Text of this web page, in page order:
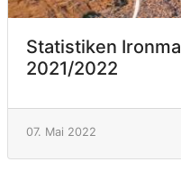
Statistiken
2021/2022
07. Mai 2022